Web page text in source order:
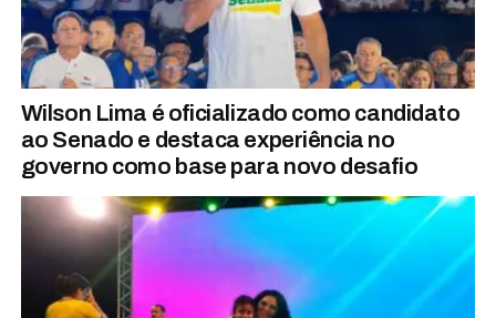
Wilson Lima é oficializado como candidato
ao Senado e destaca experiência no
governo como base para novo desafio